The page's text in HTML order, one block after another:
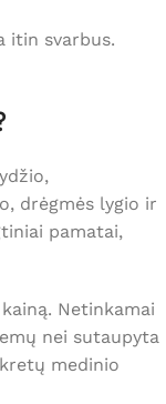
itin svarbus.
drėgmės lygio ir
pamatai,
Netinkamai
nei sutaupyta
medinio